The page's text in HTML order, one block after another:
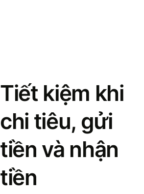
Tiết kiệm khi
chi tiêu, gửi
tiền và nhận
tiền